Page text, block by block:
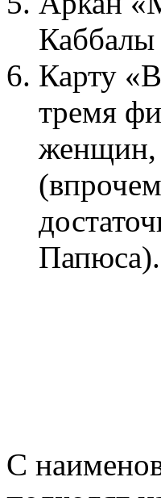
Каббалы
Карту
тремя
женщин,
Папюса).
С